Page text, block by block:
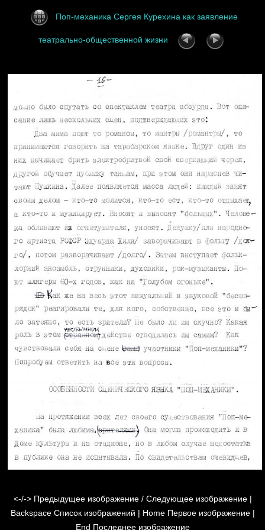
Поп-механика Сергея Курехина как заявление
театрально-общественной жизни
<-/->Предыдущее изображение / Следующее изображение |
BackspaceСписок изображений | HomeПервое изображение |
End Последнее изображение